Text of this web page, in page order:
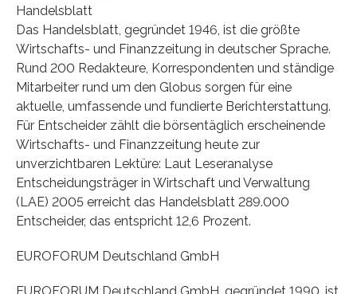
Handelsblatt
Das Handelsblatt, gegründet 1946, ist die größte
Wirtschafts- und Finanzzeitung in deutscher Sprache.
Rund 200 Redakteure, Korrespondenten und ständige
Mitarbeiter rund um den Globus sorgen für eine
aktuelle, umfassende und fundierte Berichterstattung.
Für Entscheider zählt die börsentäglich erscheinende
Wirtschafts- und Finanzzeitung heute zur
unverzichtbaren Lektüre: Laut Leseranalyse
Entscheidungsträger in Wirtschaft und Verwaltung
(LAE) 2005 erreicht das Handelsblatt 289.000
Entscheider, das entspricht 12,6 Prozent.
EUROFORUM Deutschland GmbH
EUROFORUM Deutschland GmbH, gegründet 1990, ist